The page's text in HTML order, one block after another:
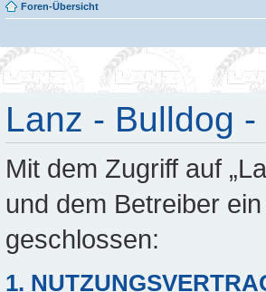
Foren-Übersicht
Lanz - Bulldog
Mit dem Zugriff auf
und dem Betreiber
geschlossen:
1.